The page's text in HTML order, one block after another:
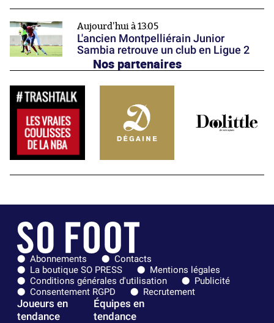
Aujourd'hui à 13:05
L'ancien Montpelliérain Junior
Sambia retrouve un club en Ligue 2
Nos partenaires
Abonnements
Contacts
La boutique SO PRESS
Mentions légales
Conditions générales d'utilisation
Publicité
Consentement RGPD
Recrutement
Joueurs en
tendance
Équipes en
tendance